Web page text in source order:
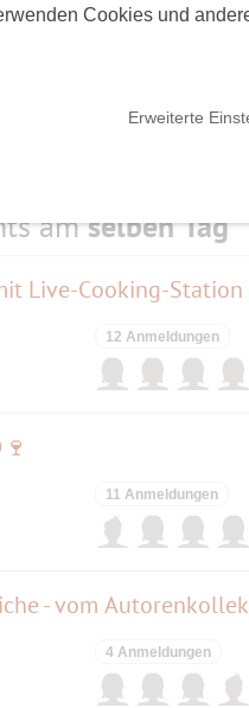
Cookies und
Erweiterte
amselben Tag
Live-Cooking-
12 Anmeldungen
11 Anmeldungen
- vom
4 Anmeldungen